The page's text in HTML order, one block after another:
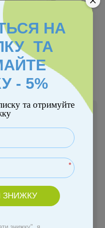
швидко
НА
ТА
- 5%
та отримуйте
*
ЗНИЖКУ